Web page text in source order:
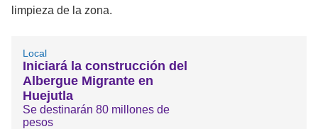
limpieza de la zona.
Local
Iniciará la construcción del
Albergue Migrante en
Huejutla
Se destinarán 80 millones de
pesos